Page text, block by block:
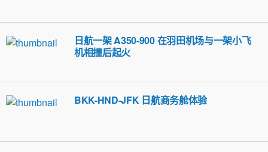
日航一架 A350-900 在羽田机场与一架小飞
机相撞后起火
BKK-HND-JFK 日航商务舱体验